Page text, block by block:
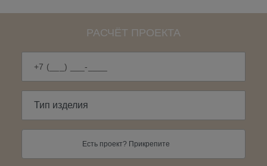
РАСЧЁТ ПРОЕКТА
Есть проект? Прикрепите